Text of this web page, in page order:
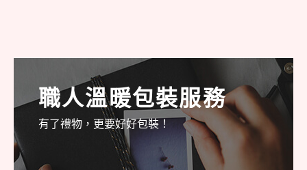
職人溫暖包裝服務
有了禮物，更要好好包裝！